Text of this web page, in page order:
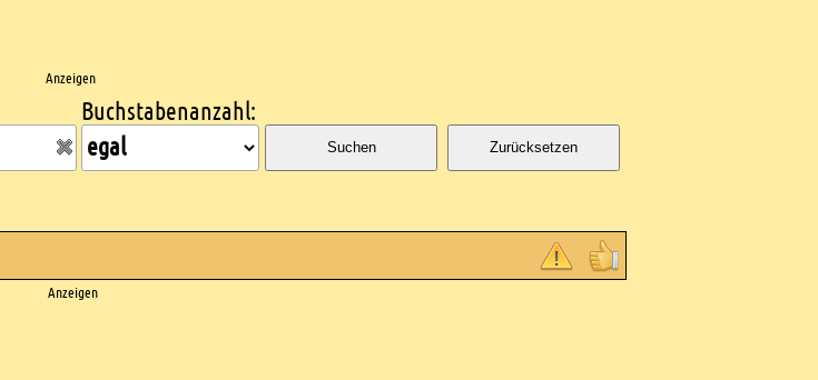
Anzeigen
Buchstabenanzahl:
Suchen Zurücksetzen
Anzeigen